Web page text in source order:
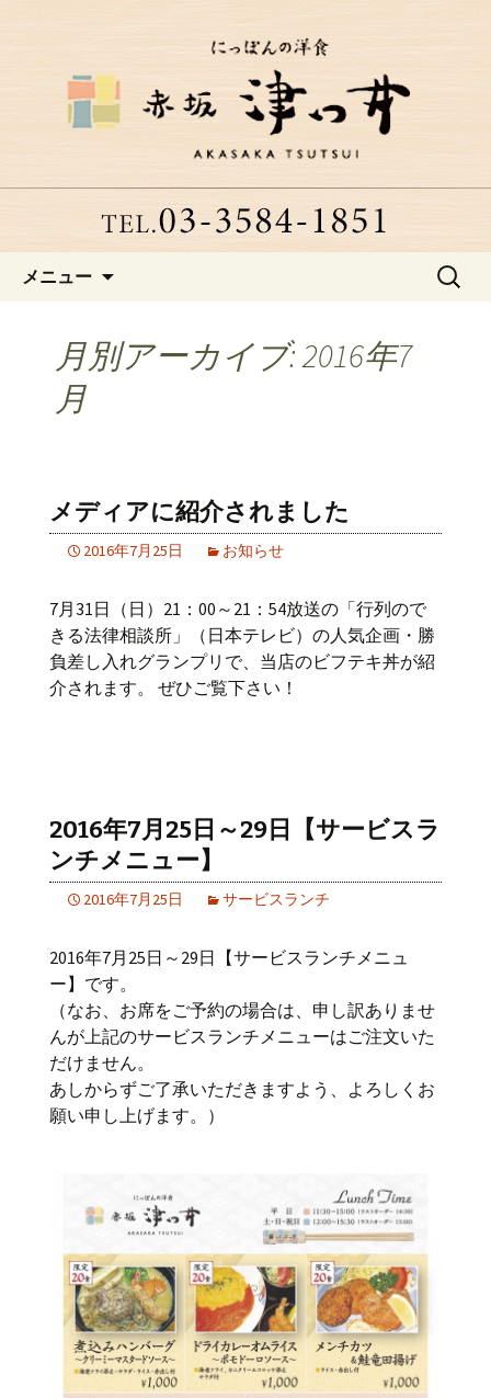
赤坂にある老舗洋食店「津つ
井」からのお知らせ
メニュー
検
月別アーカイブ: 2016年7
月
メディアに紹介されました
2016年7月25日 お知らせ
7月31日（日）21：00～21：54放送の「行列ので
きる法律相談所」（日本テレビ）の人気企画・勝
負差し入れグランプリで、当店のビフテキ丼が紹
介されます。 ぜひご覧下さい！
2016年7月25日～29日【サービスラ
ンチメニュー】
2016年7月25日 サービスランチ
2016年7月25日～29日【サービスランチメニュ
ー】です。
（なお、お席をご予約の場合は、申し訳ありませ
んが上記のサービスランチメニューはご注文いた
だけません。
あしからずご了承いただきますよう、よろしくお
願い申し上げます。）